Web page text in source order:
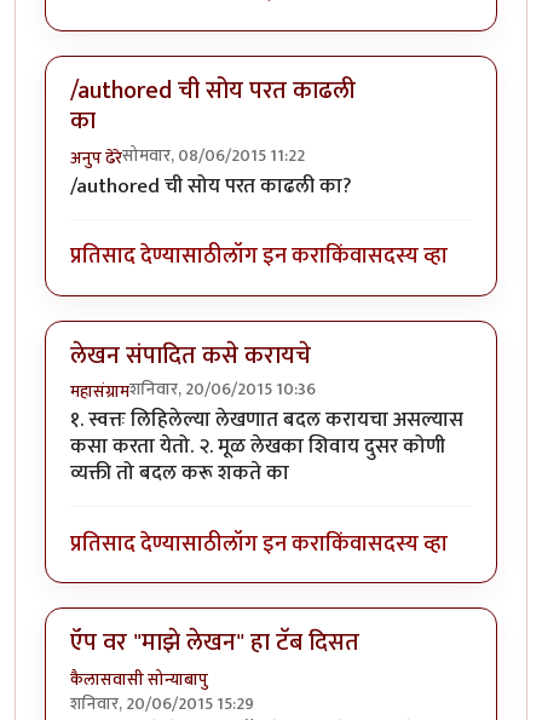
/authored ची सोय परत काढली
का
अनुप ढेरेसोमवार, 08/06/2015 11:22
/authored ची सोय परत काढली का?
प्रतिसाद देण्यासाठीलॉग इन कराकिंवासदस्य व्हा
लेखन संपादित कसे करायचे
महासंग्रामशनिवार, 20/06/2015 10:36
१. स्वत्तः लिहिलेल्या लेखणात बदल करायचा असल्यास
कसा करता येतो. २. मूळ लेखका शिवाय दुसर कोणी
व्यक्ती तो बदल करू शकते का
प्रतिसाद देण्यासाठीलॉग इन कराकिंवासदस्य व्हा
ऍप वर "माझे लेखन" हा टॅब दिसत
कैलासवासी सोन्याबापु
शनिवार, 20/06/2015 15:29